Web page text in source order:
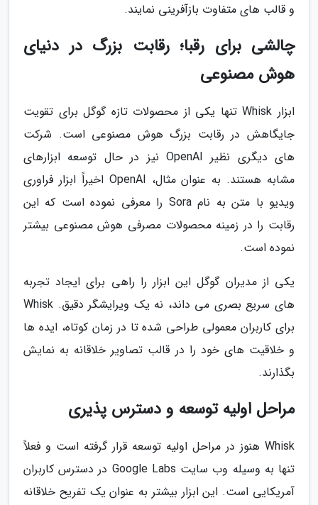
و قالب های متفاوت بازآفرینی نمایند.
چالشی برای رقبا؛ رقابت بزرگ در دنیای
هوش مصنوعی
ابزار Whisk تنها یکی از محصولات تازه گوگل برای تقویت
جایگاهش در رقابت بزرگ هوش مصنوعی است. شرکت
های دیگری نظیر OpenAI نیز در حال توسعه ابزارهای
مشابه هستند. به عنوان مثال، OpenAI اخیراً ابزار فراوری
ویدیو با متن به نام Sora را معرفی نموده است که این
رقابت را در زمینه محصولات مصرفی هوش مصنوعی بیشتر
نموده است.
یکی از مدیران گوگل این ابزار را راهی برای ایجاد تجربه
های سریع بصری می داند، نه یک ویرایشگر دقیق. Whisk
برای کاربران معمولی طراحی شده تا در زمان کوتاه، ایده ها
و خلاقیت های خود را در قالب تصاویر خلاقانه به نمایش
بگذارند.
مراحل اولیه توسعه و دسترس پذیری
Whisk هنوز در مراحل اولیه توسعه قرار گرفته است و فعلاً
تنها به وسیله وب سایت Google Labs در دسترس کاربران
آمریکایی است. این ابزار بیشتر به عنوان یک تفریح خلاقانه